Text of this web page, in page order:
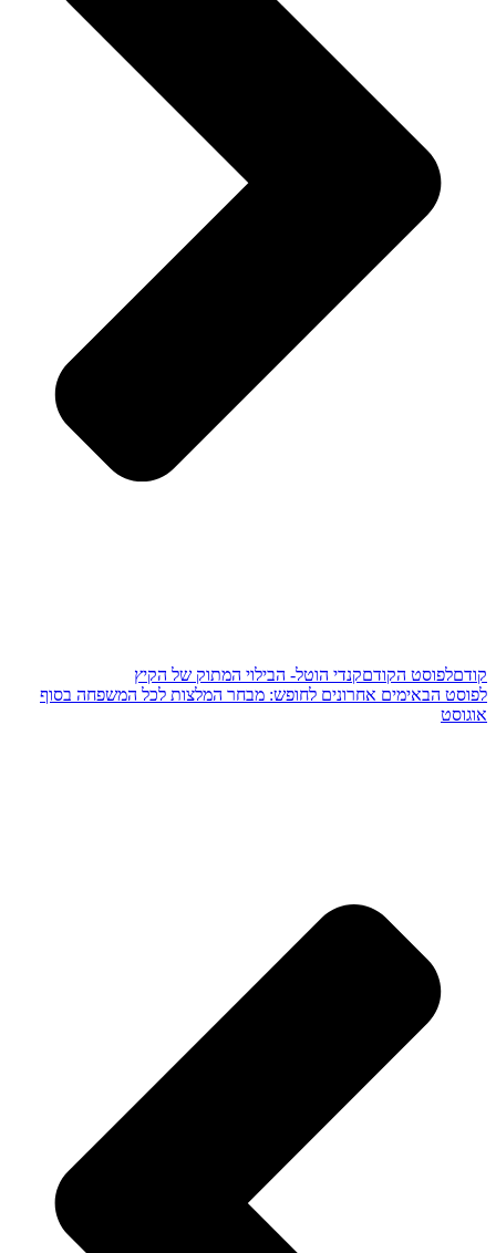
קודםלפוסט הקודםקנדי הוטל- הבילוי המתוק של הקיץ
לפוסט הבאימים אחרונים לחופש: מבחר המלצות לכל המשפחה בסוף
אוגוסט